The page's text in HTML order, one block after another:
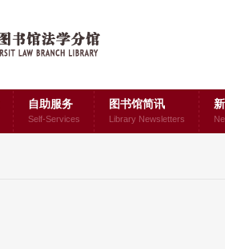
自助服务
Self-Services
图书馆简讯
Library Newsletters